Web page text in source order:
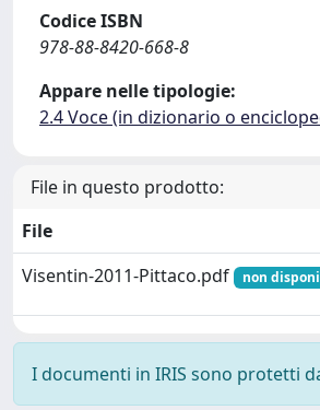
Codice ISBN
978-88-8420-668-8
Appare nelle tipologie:
2.4 Voce (in dizionario o
File in questo prodotto:
File
Visentin-2011-Pittaco.pdf
non
I documenti in IRIS sono protetti